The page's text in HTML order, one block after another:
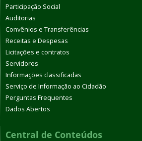
Participação Social
Auditorias
Convênios e Transferências
Receitas e Despesas
Licitações e contratos
Servidores
Informações classificadas
Serviço de Informação ao Cidadão
Perguntas Frequentes
Dados Abertos
Central de Conteúdos